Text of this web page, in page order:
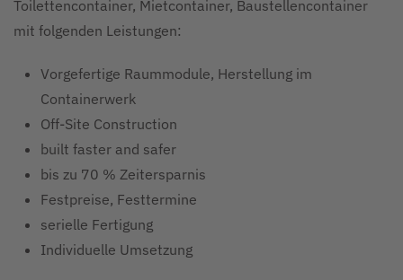
Toilettencontainer, Mietcontainer, Baustellencontainer
mit folgenden Leistungen:
Vorgefertige Raummodule, Herstellung im
Containerwerk
Off-Site Construction
built faster and safer
bis zu 70 % Zeitersparnis
Festpreise, Festtermine
serielle Fertigung
Individuelle Umsetzung